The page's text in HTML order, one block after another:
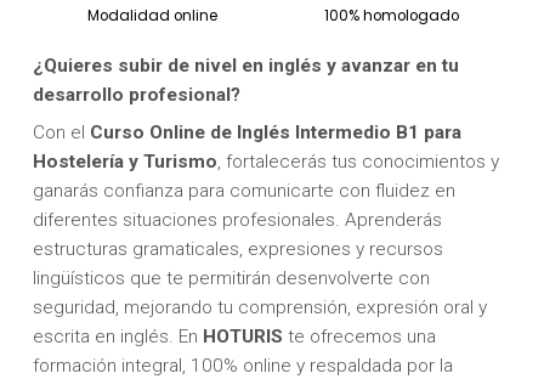
Modalidad online 100% homologado
¿Quieres subir de nivel en inglés y avanzar en tu
desarrollo profesional?
Con el Curso Online de Inglés Intermedio B1 para
Hostelería y Turismo, fortalecerás tus conocimientos y
ganarás confianza para comunicarte con fluidez en
diferentes situaciones profesionales. Aprenderás
estructuras gramaticales, expresiones y recursos
lingüísticos que te permitirán desenvolverte con
seguridad, mejorando tu comprensión, expresión oral y
escrita en inglés. En HOTURIS te ofrecemos una
formación integral, 100% online y respaldada por la